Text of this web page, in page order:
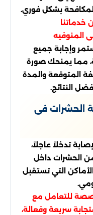
بشكل فوري.
خدماتنا
المنوفيه
وإجابة جميع
مما يمنحك صورة
المتوقعة والمدة
النتائج.
الحشرات فى
تدخلاً عاجلاً،
الحشرات داخل
التي تستقبل
للتعامل مع
سريعة وفعالة،